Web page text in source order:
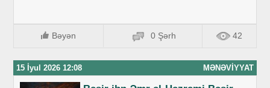
Bəyən 0 Şərh 42
15 İyul 2026 12:08 MƏNƏVIYYAT